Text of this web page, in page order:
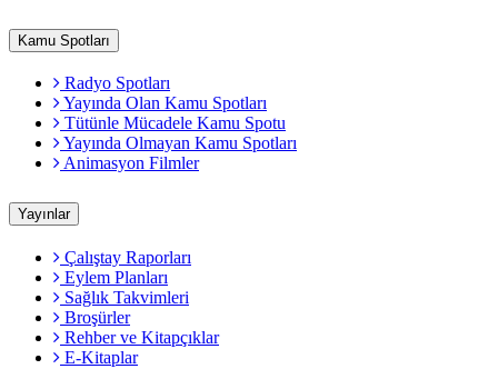
Kamu Spotları
Radyo Spotları
Yayında Olan Kamu Spotları
Tütünle Mücadele Kamu Spotu
Yayında Olmayan Kamu Spotları
Animasyon Filmler
Yayınlar
Çalıştay Raporları
Eylem Planları
Sağlık Takvimleri
Broşürler
Rehber ve Kitapçıklar
E-Kitaplar